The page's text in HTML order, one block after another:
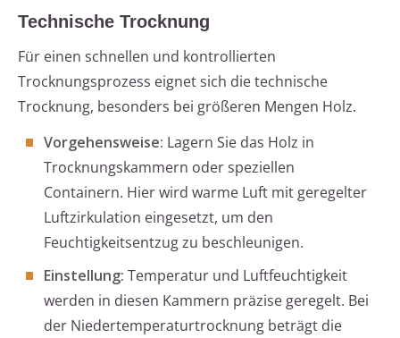
Technische Trocknung
Für einen schnellen und kontrollierten
Trocknungsprozess eignet sich die technische
Trocknung, besonders bei größeren Mengen Holz.
Vorgehensweise: Lagern Sie das Holz in
Trocknungskammern oder speziellen
Containern. Hier wird warme Luft mit geregelter
Luftzirkulation eingesetzt, um den
Feuchtigkeitsentzug zu beschleunigen.
Einstellung: Temperatur und Luftfeuchtigkeit
werden in diesen Kammern präzise geregelt. Bei
der Niedertemperaturtrocknung beträgt die